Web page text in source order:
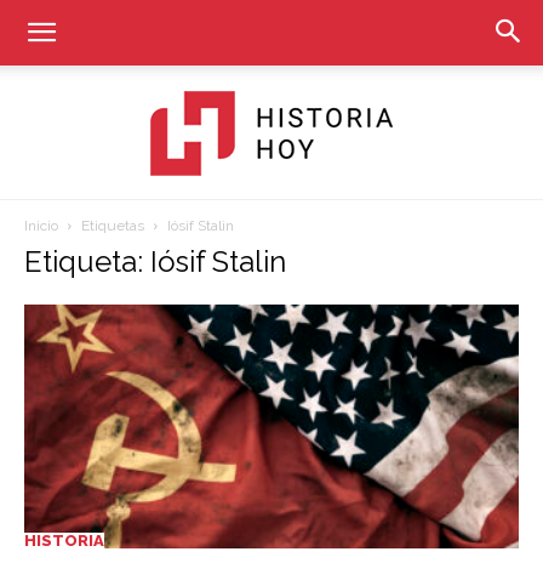
Hoy
Inicio Etiquetas Iósif Stalin
Etiqueta: Iósif Stalin
HISTORIA